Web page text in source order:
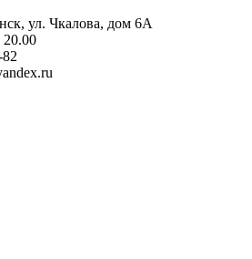
ул. Чкалова, дом 6А
20.00